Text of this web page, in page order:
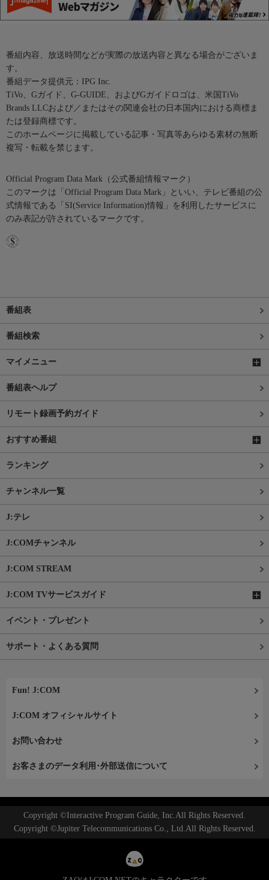
番組内容、放送時間などが実際の放送内容と異なる場合がございま
す。
番組データ提供元：IPG Inc.
TiVo、Gガイド、G-GUIDE、およびGガイドロゴは、米国TiVo
Brands LLCおよび／またはその関連会社の日本国内における商標ま
たは登録商標です。
このホームページに掲載している記事・写真等あらゆる素材の無断
複写・転載を禁じます。
Official Program Data Mark（公式番組情報マーク）
このマークは「Official Program Data Mark」といい、テレビ番組の公
式情報である「SI(Service Information)情報」を利用したサービスに
のみ表記が許されているマークです。
番組表
番組検索
マイメニュー
番組表ヘルプ
リモート録画予約ガイド
おすすめ番組
ランキング
チャンネル一覧
J:テレ
J:COMチャンネル
J:COM STREAM
J:COM TVサービスガイド
イベント・プレゼント
サポート・よくある質問
Fun! J:COM
J:COM オフィシャルサイト
お問い合わせ
お客さまのデータ利用･外部送信について
Copyright ©Interactive Program Guide, Inc.All Rights Reserved.
Copyright ©Jupiter Telecommunications Co., Ltd.All Rights Reserved.